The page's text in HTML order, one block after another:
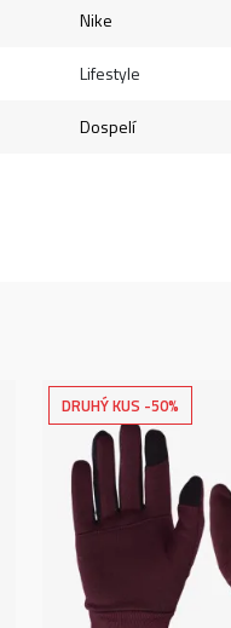
Nike
Lifestyle
Dospelí
DRUHÝ KUS -50%